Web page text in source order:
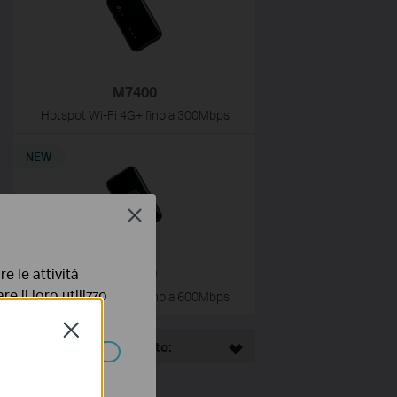
M7400
Hotspot Wi-Fi 4G+ fino a 300Mbps
M7750
Hotspot Wi-Fi 4G+ fino a 600Mbps
NEW
This Article Applies to:
Close
le attività
il loro utilizzo
essere
Close